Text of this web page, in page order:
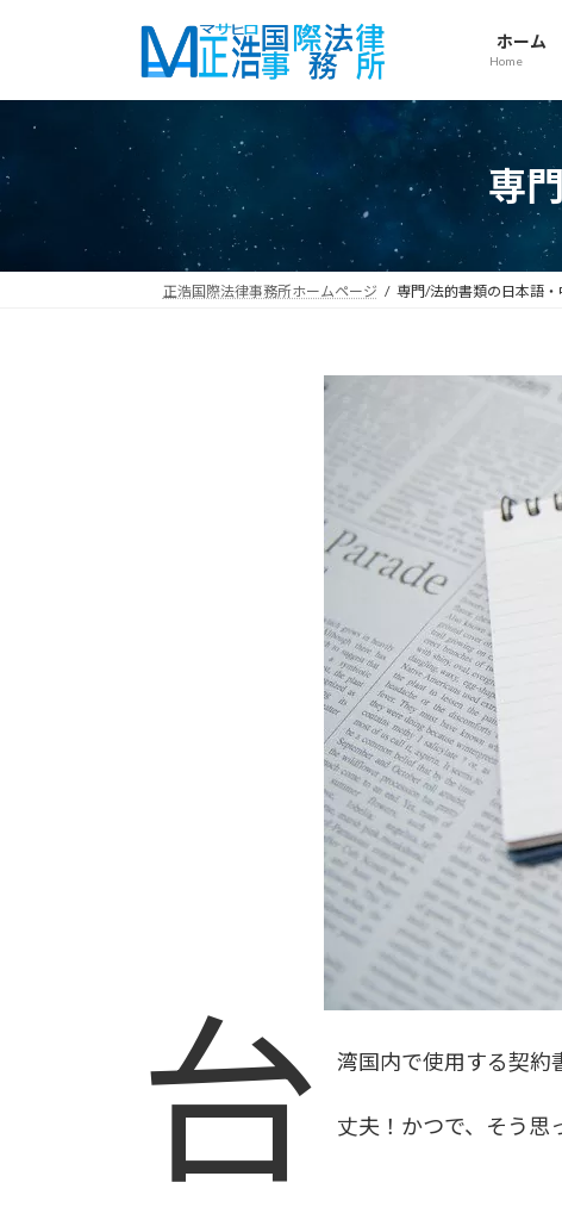
ン
へ
ス
キ
プ
ー
ョ
ン
に
動
ホーム
Home
専
正浩国際法律事務所ホームページ 専門/法的書類の日本語・
台 湾国内で使用する契約
丈夫！かつで、そう思